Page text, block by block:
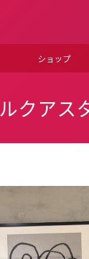
ショップ
ルクアス